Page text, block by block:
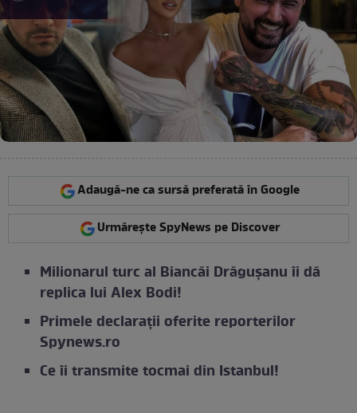
Adaugă-ne ca sursă preferată în Google
Urmărește SpyNews pe Discover
Milionarul turc al Biancăi Drăgușanu îi dă
replica lui Alex Bodi!
Primele declarații oferite reporterilor
Spynews.ro
Ce îi transmite tocmai din Istanbul!